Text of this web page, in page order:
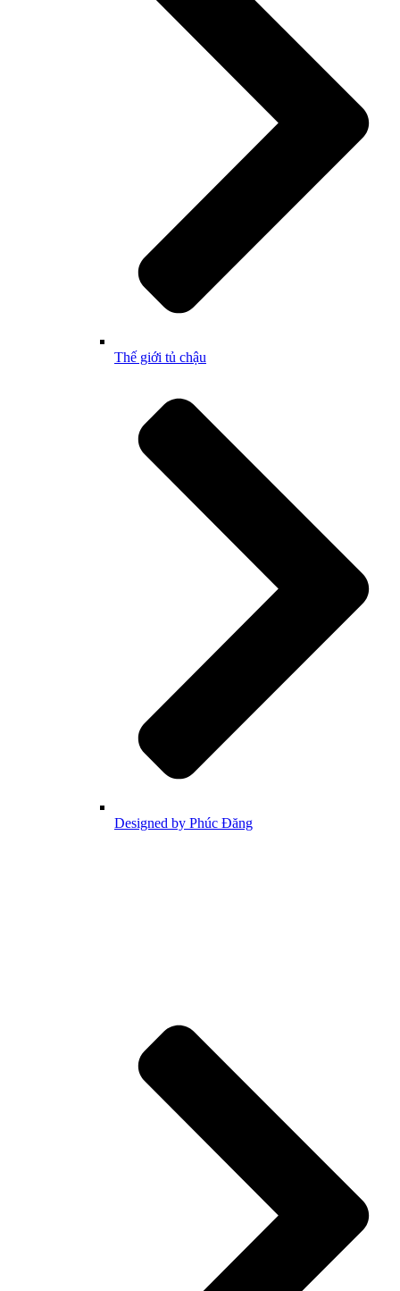
Thế giới tủ chậu
Designed by Phúc Đăng